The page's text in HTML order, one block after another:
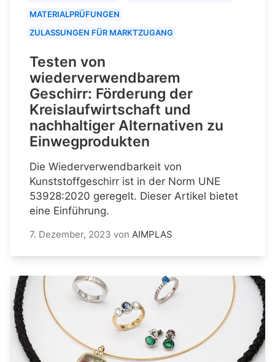
MATERIALPRÜFUNGEN
ZULASSUNGEN FÜR MARKTZUGANG
Testen von
wiederverwendbarem
Geschirr: Förderung der
Kreislaufwirtschaft und
nachhaltiger Alternativen zu
Einwegprodukten
Die Wiederverwendbarkeit von
Kunststoffgeschirr ist in der Norm UNE
53928:2020 geregelt. Dieser Artikel bietet
eine Einführung.
7. Dezember, 2023 von AIMPLAS